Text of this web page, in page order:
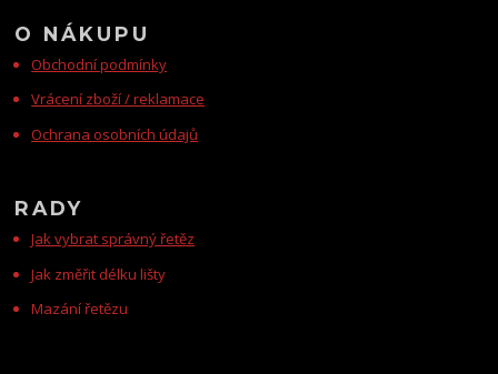
O NÁKUPU
Obchodní podmínky
Vrácení zboží / reklamace
Ochrana osobních údajů
RADY
Jak vybrat správný řetěz
Jak změřit délku lišty
Mazání řetězu